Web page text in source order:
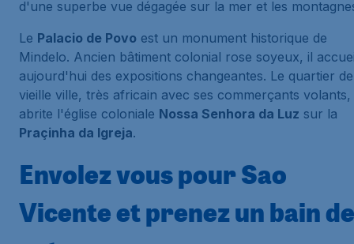
d'une superbe vue dégagée sur la mer et les
Le Palacio de Povo est un monument historique de
Mindelo. Ancien bâtiment colonial rose soyeux, il
aujourd'hui des expositions changeantes. Le quartier
vieille ville, très africain avec ses commerçants volants,
abrite l'église coloniale Nossa Senhora da Luz sur la
Praçinha da Igreja.
Envolez vous pour Sao
Vicente et prenez un bain de